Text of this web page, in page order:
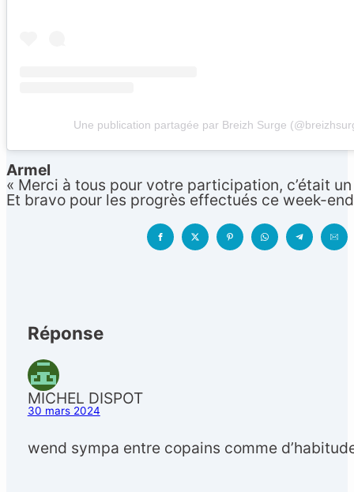
Une publication partagée par Breizh Surge
Armel
« Merci à tous pour votre participation, c’était
Et bravo pour les progrès effectués ce week-
Réponse
MICHEL DISPOT
30 mars 2024
wend sympa entre copains comme